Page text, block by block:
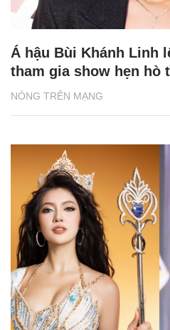
NÓNG TRÊN MẠNG
Á hậu Bùi Khánh Linh
tham gia show hẹn hò